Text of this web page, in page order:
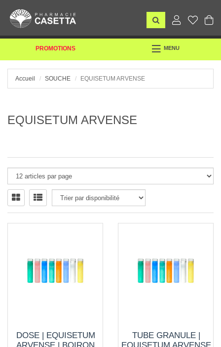
PROMOTIONS
TOGGLE
MENU
Accueil SOUCHE EQUISETUM ARVENSE
EQUISETUM ARVENSE
DOSE | EQUISETUM
TUBE GRANULE |